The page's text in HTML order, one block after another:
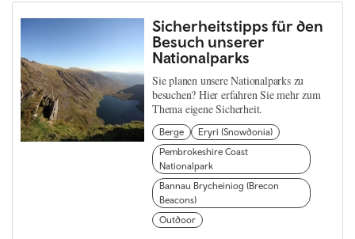
Sicherheitstipps für den
Besuch unserer
Nationalparks
Sie planen unsere Nationalparks zu
besuchen? Hier erfahren Sie mehr zum
Thema eigene Sicherheit.
Berge
Eryri (Snowdonia)
Pembrokeshire Coast
Nationalpark
Bannau Brycheiniog (Brecon
Beacons)
Outdoor